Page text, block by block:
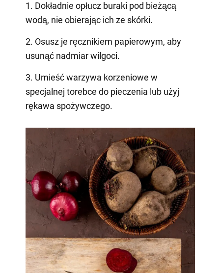
1. Dokładnie opłucz buraki pod bieżącą
wodą, nie obierając ich ze skórki.
2. Osusz je ręcznikiem papierowym, aby
usunąć nadmiar wilgoci.
3. Umieść warzywa korzeniowe w
specjalnej torebce do pieczenia lub użyj
rękawa spożywczego.